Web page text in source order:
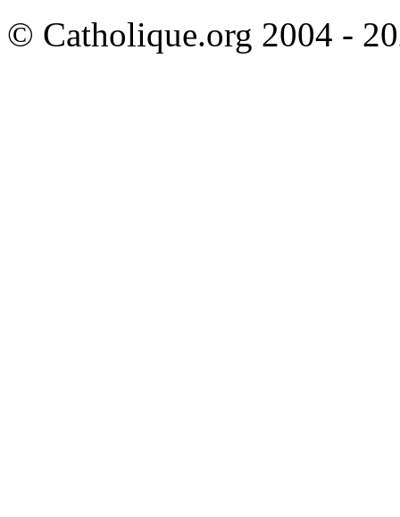
© Catholique.org 2004 -